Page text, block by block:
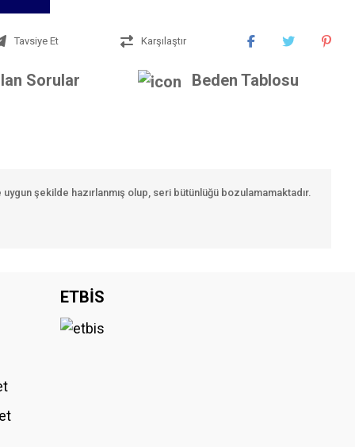
Tavsiye Et Karşılaştır
Sorular Beden Tablosu
şekilde hazırlanmış olup, seri bütünlüğü bozulamamaktadır.
ETBİS